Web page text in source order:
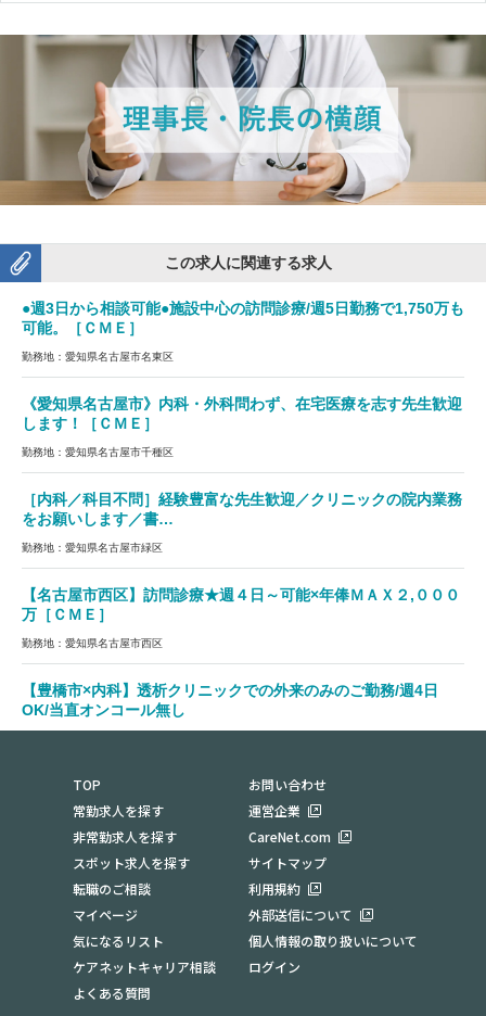
この求人に関連する求人
●週3日から相談可能●施設中心の訪問診療/週5日勤務で1,750万も
可能。［ＣＭＥ］
勤務地：愛知県名古屋市名東区
《愛知県名古屋市》内科・外科問わず、在宅医療を志す先生歓迎
します！［ＣＭＥ］
勤務地：愛知県名古屋市千種区
［内科／科目不問］経験豊富な先生歓迎／クリニックの院内業務
をお願いします／書…
勤務地：愛知県名古屋市緑区
【名古屋市西区】訪問診療★週４日～可能×年俸ＭＡＸ２,０００
万［ＣＭＥ］
勤務地：愛知県名古屋市西区
【豊橋市×内科】透析クリニックでの外来のみのご勤務/週4日
OK/当直オンコール無し
TOP
常勤求人を探す
非常勤求人を探す
スポット求人を探す
転職のご相談
マイページ
気になるリスト
ケアネットキャリア相談
よくある質問
お問い合わせ
運営企業
CareNet.com
サイトマップ
利用規約
外部送信について
個人情報の取り扱いについて
ログイン